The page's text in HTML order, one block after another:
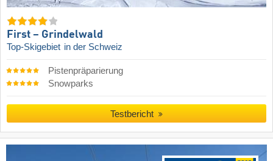
First – Grindelwald
Top-Skigebiet in der Schweiz
Pistenpräparierung
Snowparks
Testbericht